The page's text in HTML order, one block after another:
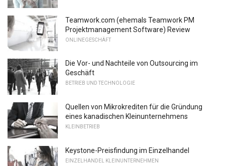
Teamwork.com (ehemals Teamwork PM
Projektmanagement Software) Review
ONLINEGESCHÄFT
Die Vor- und Nachteile von Outsourcing im
Geschäft
BETRIEB UND TECHNOLOGIE
Quellen von Mikrokrediten für die Gründung
eines kanadischen Kleinunternehmens
KLEINBETRIEB
Keystone-Preisfindung im Einzelhandel
EINZELHANDEL KLEINUNTERNEHMEN